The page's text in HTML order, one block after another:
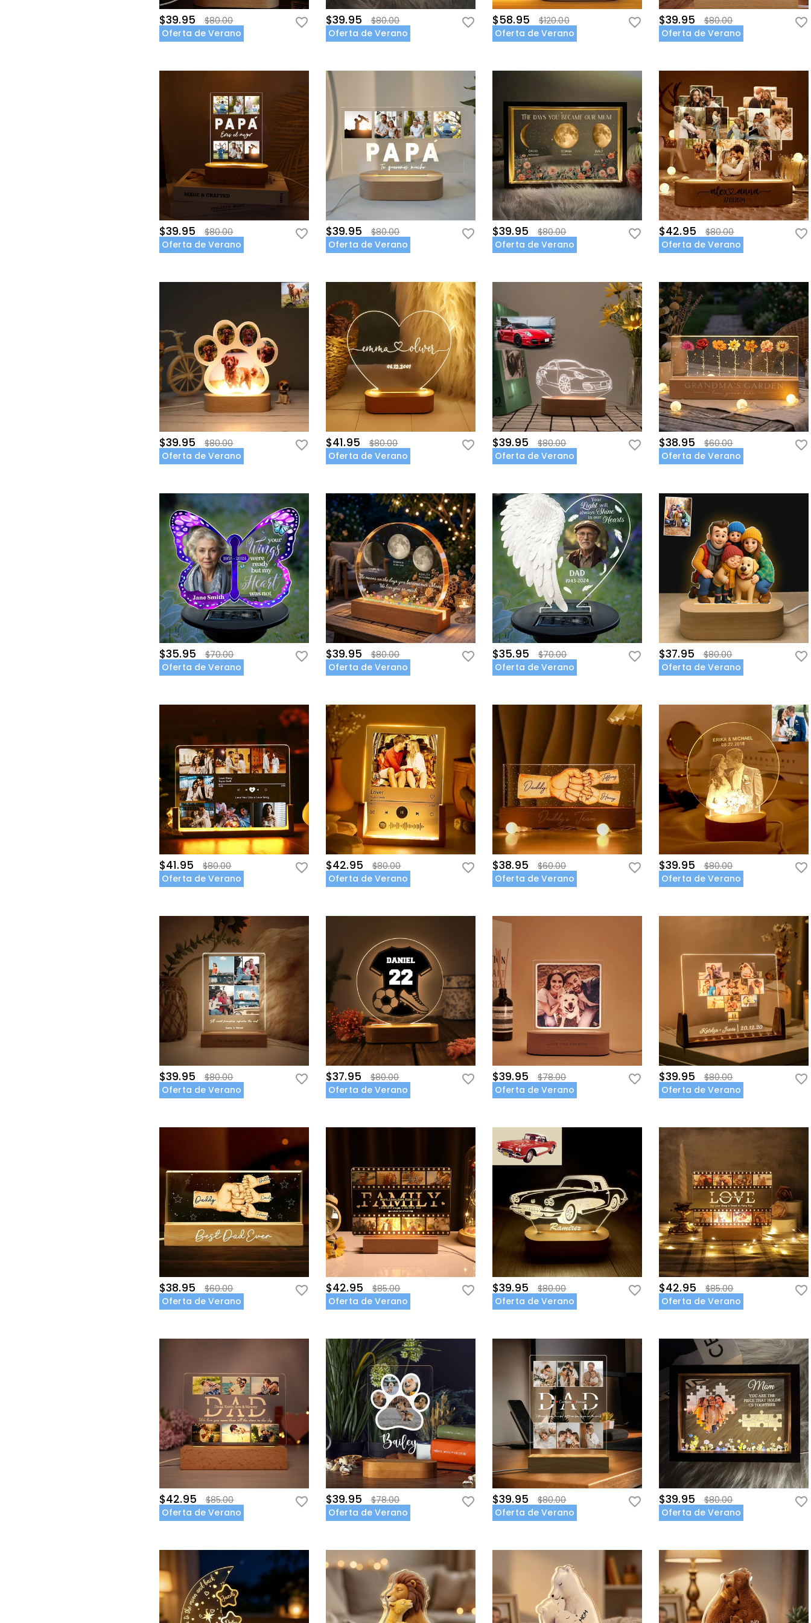
$39.95
$80.00
Oferta de Verano
$39.95
$80.00
Oferta de Verano
$58.95
$120.00
Oferta de Verano
$39.95
$80.00
Oferta de Verano
$39.95
$80.00
Oferta de Verano
$39.95
$80.00
Oferta de Verano
$39.95
$80.00
Oferta de Verano
$42.95
$80.00
Oferta de Verano
$39.95
$80.00
Oferta de Verano
$41.95
$80.00
Oferta de Verano
$39.95
$80.00
Oferta de Verano
$38.95
$60.00
Oferta de Verano
$35.95
$70.00
Oferta de Verano
$39.95
$80.00
Oferta de Verano
$35.95
$70.00
Oferta de Verano
$37.95
$80.00
Oferta de Verano
$41.95
$80.00
Oferta de Verano
$42.95
$80.00
Oferta de Verano
$38.95
$60.00
Oferta de Verano
$39.95
$80.00
Oferta de Verano
$39.95
$80.00
Oferta de Verano
$37.95
$80.00
Oferta de Verano
$39.95
$78.00
Oferta de Verano
$39.95
$80.00
Oferta de Verano
$38.95
$60.00
Oferta de Verano
$42.95
$85.00
Oferta de Verano
$39.95
$80.00
Oferta de Verano
$42.95
$85.00
Oferta de Verano
$42.95
$85.00
Oferta de Verano
$39.95
$78.00
Oferta de Verano
$39.95
$80.00
Oferta de Verano
$39.95
$80.00
Oferta de Verano